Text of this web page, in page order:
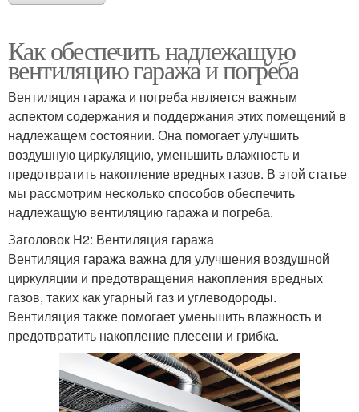
Как обеспечить надлежащую
вентиляцию гаража и погреба
Вентиляция гаража и погреба является важным
аспектом содержания и поддержания этих помещений в
надлежащем состоянии. Она помогает улучшить
воздушную циркуляцию, уменьшить влажность и
предотвратить накопление вредных газов. В этой статье
мы рассмотрим несколько способов обеспечить
надлежащую вентиляцию гаража и погреба.
Заголовок H2: Вентиляция гаража
Вентиляция гаража важна для улучшения воздушной
циркуляции и предотвращения накопления вредных
газов, таких как угарный газ и углеводороды.
Вентиляция также помогает уменьшить влажность и
предотвратить накопление плесени и грибка.